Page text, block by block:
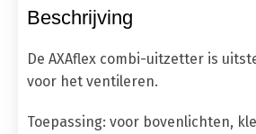
Beschrijving
De AXAflex combi-uitzetter is
voor het ventileren.
Toepassing: voor bovenlichten,